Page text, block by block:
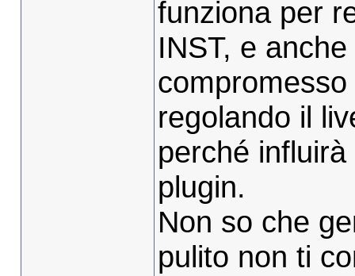
funziona per
INST, e
regolando il
perché
plugin.
Non so che
pulito non ti